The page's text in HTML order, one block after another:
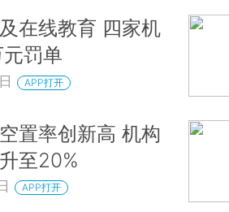
在线教育 四家机
罚单
APP打开
置率创新高 机构
至20%
APP打开